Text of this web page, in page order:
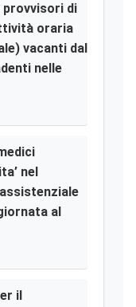
di
oraria
vacanti dal
nelle
nel
al
il